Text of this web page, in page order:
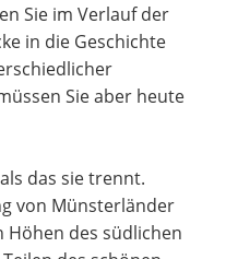
Sie im Verlauf der
in die Geschichte
Sie aber heute
das sie trennt.
von Münsterländer
Höhen des südlichen